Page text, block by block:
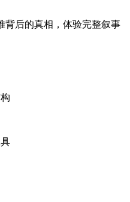
背后的真相，体验完整叙事